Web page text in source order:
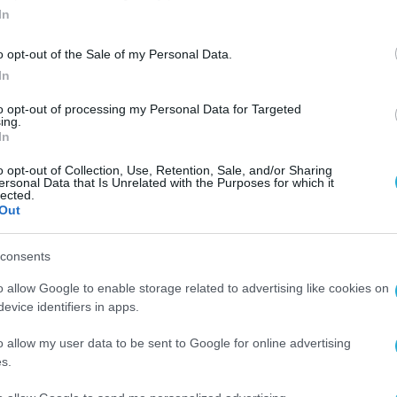
opt-out of the Sale of my Personal Data.
opt-out of processing my Personal Data for Targeted
opt-out of Collection, Use, Retention, Sale, and/or Sharing
Data that Is Unrelated with the Purposes for which it
allow Google to enable storage related to advertising like cookies on
identifiers in apps.
allow my user data to be sent to Google for online advertising
ΥΠΟΔΟΜΕΣ
22.07.2022